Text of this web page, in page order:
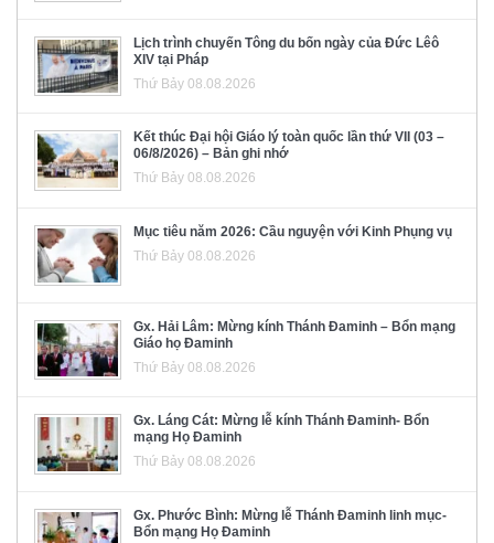
Lịch trình chuyến Tông du bốn ngày của Đức Lêô
XIV tại Pháp
Thứ Bảy 08.08.2026
Kết thúc Đại hội Giáo lý toàn quốc lần thứ VII (03 –
06/8/2026) – Bản ghi nhớ
Thứ Bảy 08.08.2026
Mục tiêu năm 2026: Cầu nguyện với Kinh Phụng vụ
Thứ Bảy 08.08.2026
Gx. Hải Lâm: Mừng kính Thánh Đaminh – Bổn mạng
Giáo họ Đaminh
Thứ Bảy 08.08.2026
Gx. Láng Cát: Mừng lễ kính Thánh Đaminh- Bổn
mạng Họ Đaminh
Thứ Bảy 08.08.2026
Gx. Phước Bình: Mừng lễ Thánh Đaminh linh mục-
Bổn mạng Họ Đaminh